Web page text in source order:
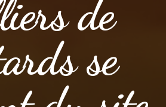
de
se